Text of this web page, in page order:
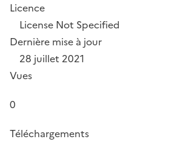
Licence
License Not Specified
Dernière mise à jour
28 juillet 2021
Vues
0
Téléchargements